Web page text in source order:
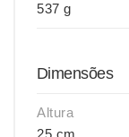
537 g
Dimensões
Altura
25 cm